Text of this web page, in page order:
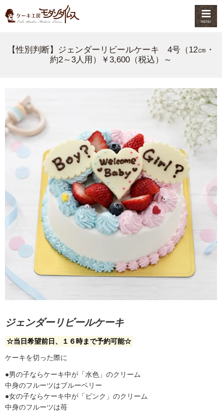
MENU
【性別判断】ジェンダーリビールケーキ 4号（12㎝・
約2～3人用）￥3,600（税込）～
ジェンダーリビールケーキ
☆当日希望前日、１６時まで予約可能☆
ケーキを切った際に
●男の子ならケーキ中が「水色」のクリーム
中身のフルーツはブルーベリー
●女の子ならケーキ中が「ピンク」のクリーム
中身のフルーツは苺